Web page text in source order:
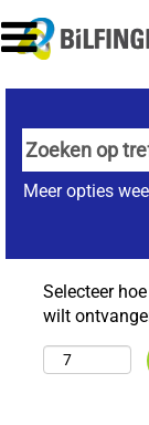
Meer opties
Selecteer
wilt